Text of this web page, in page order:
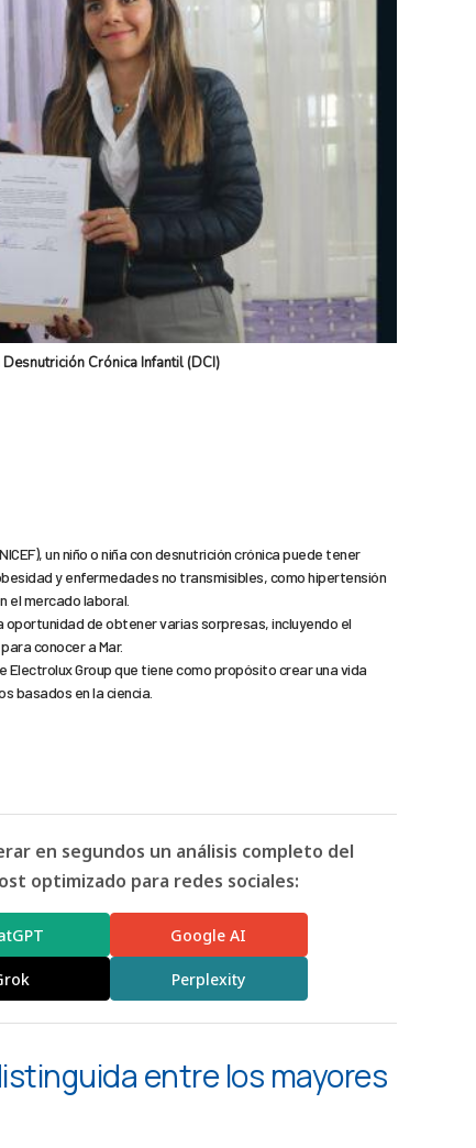
Crónica Infantil (DCI)
un niño o niña con desnutrición crónica puede tener
y enfermedades no transmisibles, como hipertensión
el mercado laboral.
de obtener varias sorpresas, incluyendo el
conocer a Mar.
Group que tiene como propósito crear una vida
basados en la ciencia.
en segundos un análisis completo del
optimizado para redes sociales:
Google AI
Perplexity
entre los mayores